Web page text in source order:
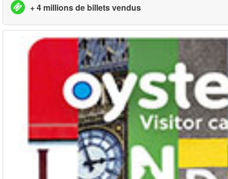
+ 4 millions de billets vendus